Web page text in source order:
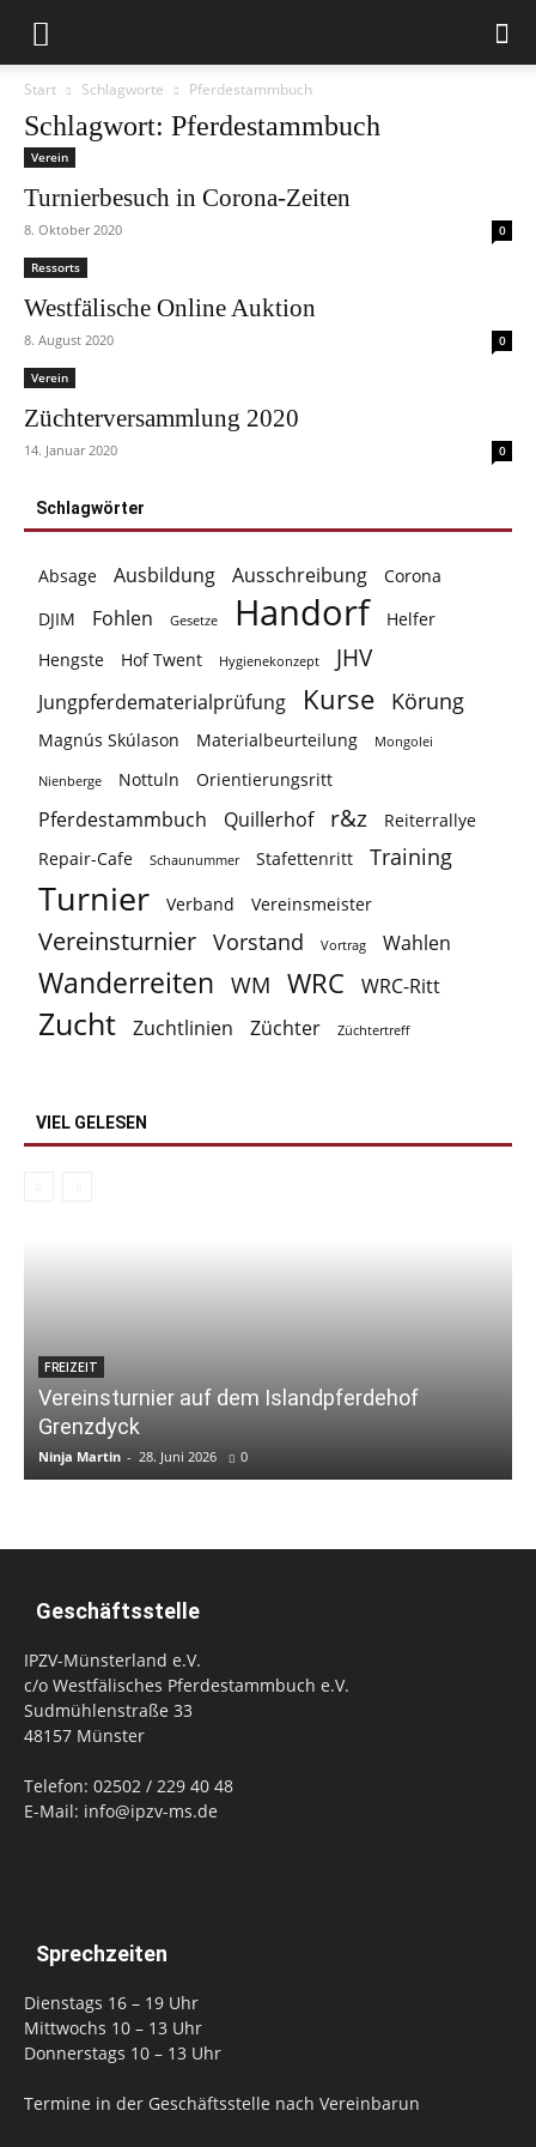
Start Schlagworte Pferdestammbuch
Schlagwort: Pferdestammbuch
Verein
Turnierbesuch in Corona-Zeiten
8. Oktober 2020 0
Ressorts
Westfälische Online Auktion
8. August 2020 0
Verein
Züchterversammlung 2020
14. Januar 2020 0
Schlagwörter
Absage Ausbildung Ausschreibung
Corona
DJIM
Fohlen Gesetze Handorf
Helfer
Hengste
Hof Twent Hygienekonzept JHV
Jungpferdematerialprüfung Kurse Körung
Magnús Skúlason Materialbeurteilung Mongolei
Nienberge Nottuln Orientierungsritt
Pferdestammbuch Quillerhof r&z
Reiterrallye
Repair-Cafe
Schaunummer Stafettenritt Training
Turnier Verband Vereinsmeister
Vereinsturnier Vorstand Vortrag Wahlen
Wanderreiten WM WRC WRC-Ritt
Zucht Zuchtlinien Züchter Züchtertreff
VIEL GELESEN
FREIZEIT
Vereinsturnier auf dem Islandpferdehof
Grenzdyck
Ninja Martin - 28. Juni 2026 0
Geschäftsstelle
IPZV-Münsterland e.V.
c/o Westfälisches Pferdestammbuch e.V.
Sudmühlenstraße 33
48157 Münster
Telefon: 02502 / 229 40 48
E-Mail: info@ipzv-ms.de
Sprechzeiten
Dienstags 16 – 19 Uhr
Mittwochs 10 – 13 Uhr
Donnerstags 10 – 13 Uhr
Termine in der Geschäftsstelle nach Vereinbarun